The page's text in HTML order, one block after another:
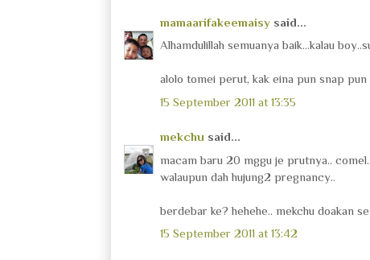
mamaarifakeemaisy said...
Alhamdulillah semuanya baik...kalau
alolo tomei perut, kak eina pun snap
15 September 2011 at 13:35
mekchu said...
macam baru 20 mggu je prutnya..
walaupun dah hujung2 pregnancy..
berdebar ke? hehehe.. mekchu doakan
15 September 2011 at 13:42